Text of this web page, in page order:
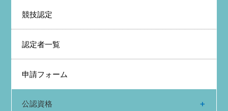
競技認定
認定者一覧
申請フォーム
公認資格